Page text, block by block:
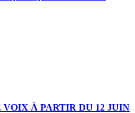
VOIX À PARTIR DU 12 JUIN